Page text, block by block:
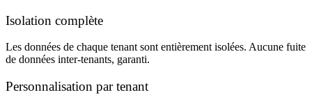
Isolation complète
Les données de chaque tenant sont entièrement isolées. Aucune fuite
de données inter-tenants, garanti.
Personnalisation par tenant